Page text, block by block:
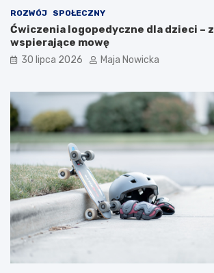
ROZWÓJ SPOŁECZNY
Ćwiczenia logopedyczne dla dzieci –
wspierające mowę
30 lipca 2026 Maja Nowicka